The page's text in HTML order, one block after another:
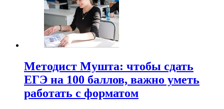
Методист Мушта: чтобы сдать
ЕГЭ на 100 баллов, важно уметь
работать с форматом